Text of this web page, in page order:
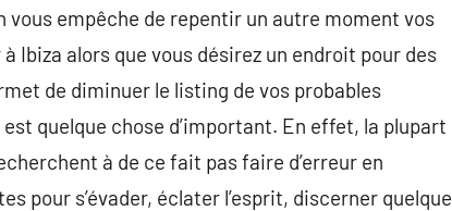
empêche de repentir un autre moment vos
Ibiza alors que vous désirez un endroit pour des
de diminuer le listing de vos probables
quelque chose d’important. En effet, la plupart
à de ce fait pas faire d’erreur en
pour s’évader, éclater l’esprit, discerner quelque